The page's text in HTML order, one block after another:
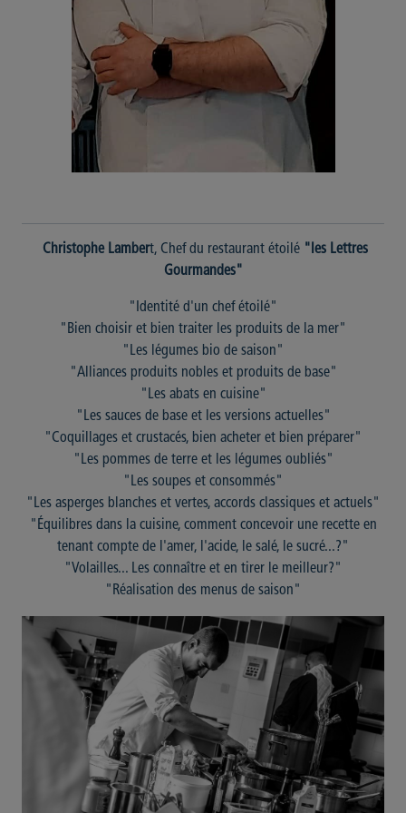
Christophe Lambert, Chef du restaurant étoilé "les Lettres
Gourmandes"
"Identité d'un chef étoilé"
"Bien choisir et bien traiter les produits de la mer"
"Les légumes bio de saison"
"Alliances produits nobles et produits de base"
"Les abats en cuisine"
"Les sauces de base et les versions actuelles"
"Coquillages et crustacés, bien acheter et bien préparer"
"Les pommes de terre et les légumes oubliés"
"Les soupes et consommés"
"Les asperges blanches et vertes, accords classiques et actuels"
"Équilibres dans la cuisine, comment concevoir une recette en
tenant compte de l'amer, l'acide, le salé, le sucré...?"
"Volailles... Les connaître et en tirer le meilleur?"
"Réalisation des menus de saison"